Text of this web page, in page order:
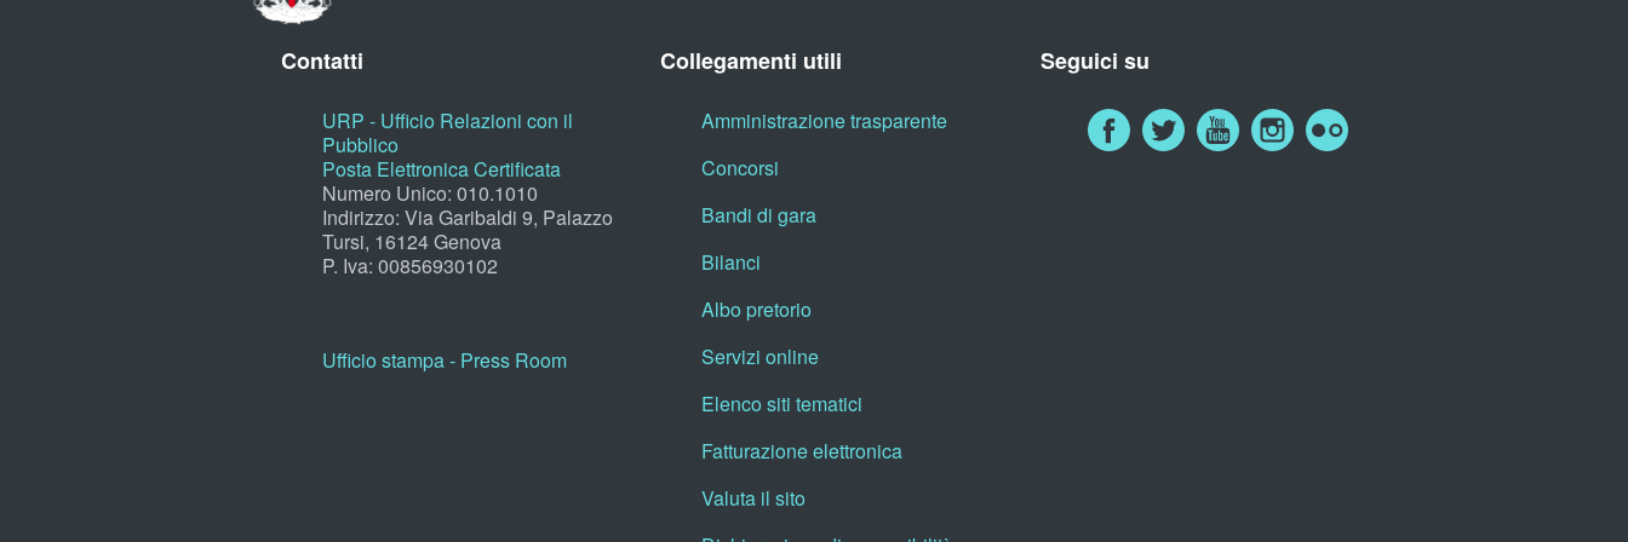
Contatti
URP - Ufficio Relazioni con il
Pubblico
Posta Elettronica Certificata
Numero Unico: 010.1010
Indirizzo: Via Garibaldi 9, Palazzo
Tursi, 16124 Genova
P. Iva: 00856930102
Ufficio stampa - Press Room
Collegamenti utili
Amministrazione trasparente
Concorsi
Bandi di gara
Bilanci
Albo pretorio
Servizi online
Elenco siti tematici
Fatturazione elettronica
Valuta il sito
Seguici su